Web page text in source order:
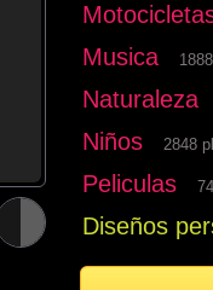
Musica
Naturaleza
Niños 2848
Peliculas
Diseños